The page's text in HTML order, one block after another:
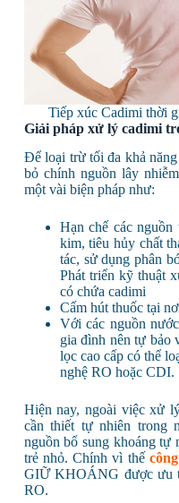
Tiếp xúc Cadimi thời
Giải pháp xử lý cadimi
Để loại trừ tối đa khả
bỏ chính nguồn lây
một vài biện pháp như:
Hạn chế các
kim, tiêu hủy chất
tác, sử dụng phân
Phát triển kỹ thuật
có chứa cadimi
Cấm hút thuốc tại
Với các nguồn
gia đình nên tự bảo
lọc cao cấp có thể
nghệ RO hoặc CDI.
Hiện nay, ngoài việc xử
cần thiết tự nhiên trong
nguồn bổ sung khoáng tự
trẻ nhỏ. Chính vì thế
GIỮ KHOÁNG được ưu
RO.